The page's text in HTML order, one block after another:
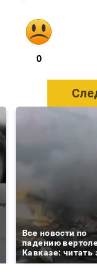
0
Все новости по
падению
Кавказе: читать